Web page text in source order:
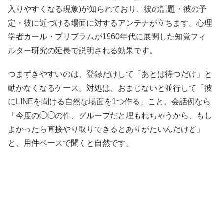
入りやすくなる現象)が知られており、彼の話題・彼の予
定・彼に近づける場面に対するアンテナが立ちます。心理
学者カール・プリブラムが1960年代に展開した知覚フィ
ルター研究の延長で説明される効果です。
つまずきやすいのは、登録だけして「あとは待つだけ」と
動かなくなるケース。対処は、おまじないと並行して「彼
にLINEを聞ける自然な場面を1つ作る」こと。会話例なら
「今度の◯◯の件、グループだと埋もれちゃうから、もし
よかったら直接やり取りできるとありがたいんだけど」
と、用件ベースで聞くと自然です。